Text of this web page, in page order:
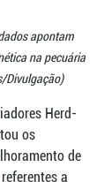
apontam
na pecuária
Divulgação)
Herd-
os
de
a